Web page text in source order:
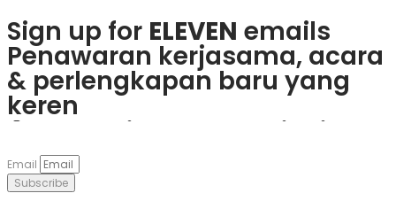
Sign up for ELEVEN emails
Penawaran kerjasama, acara
& perlengkapan baru yang
keren
Rasakan keseruan plinko slot
dan menangkan hadiah
nyata langsung dari ponsel
Mainkan 1win dan nikmati
berbagai bonus menarik dan
game populer.
Če obožujete vznemirjenje
igralnic, je
mesto. Uživajte v igrah in
Visita goobet y gana hoy. ¡Es
muy sencillo y divertido!
Email
Subscribe